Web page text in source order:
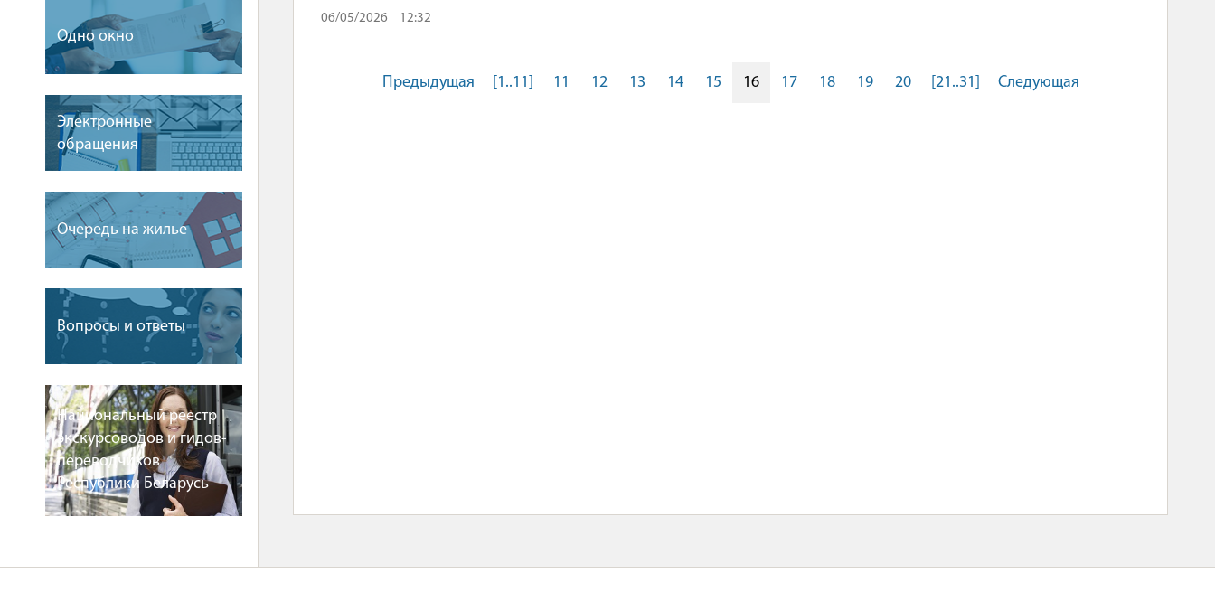
Одно окно
Электронные
обращения
Очередь на жилье
Вопросы и ответы
Национальный реестр
экскурсоводов и гидов-
переводчиков
Республики Беларусь
06/05/2026 12:32
Предыдущая [1..11] 11 12 13 14 15 16 17 18 19 20 [21..31] Следующая